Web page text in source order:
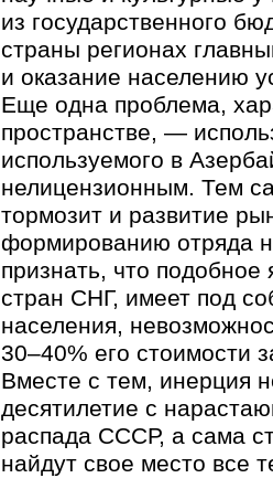
из государственного
страны регионах
и оказание населению
Еще одна проблема,
пространстве, —
используемого в
нелицензионным. Тем
тормозит и развитие
формированию отряда
признать, что подобное
стран СНГ, имеет под
населения,
30–40% его стоимости
Вместе с тем, инерция
десятилетие с
распада СССР, а сама
найдут свое место все